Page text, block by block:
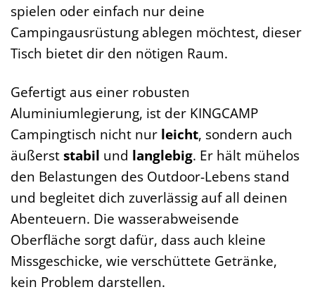
spielen oder einfach nur deine
Campingausrüstung ablegen möchtest, dieser
Tisch bietet dir den nötigen Raum.
Gefertigt aus einer robusten
Aluminiumlegierung, ist der KINGCAMP
Campingtisch nicht nur leicht, sondern auch
äußerststabil und langlebig. Er hält mühelos
den Belastungen des Outdoor-Lebens stand
und begleitet dich zuverlässig auf all deinen
Abenteuern. Die wasserabweisende
Oberfläche sorgt dafür, dass auch kleine
Missgeschicke, wie verschüttete Getränke,
kein Problem darstellen.